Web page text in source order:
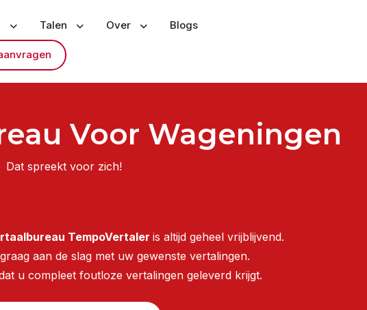
Talen Over Blogs
Voor Wageningen
Dat spreekt voor zich!
TempoVertaleris altijd geheel vrijblijvend.
aan de slag met uw gewenste vertalingen.
u compleet foutloze vertalingen geleverd krijgt.